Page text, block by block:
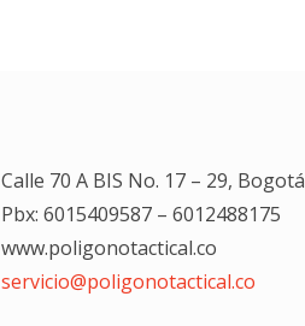
Calle 70 A BIS No. 17 – 29, Bogotá
Pbx: 6015409587 – 6012488175
www.poligonotactical.co
servicio@poligonotactical.co